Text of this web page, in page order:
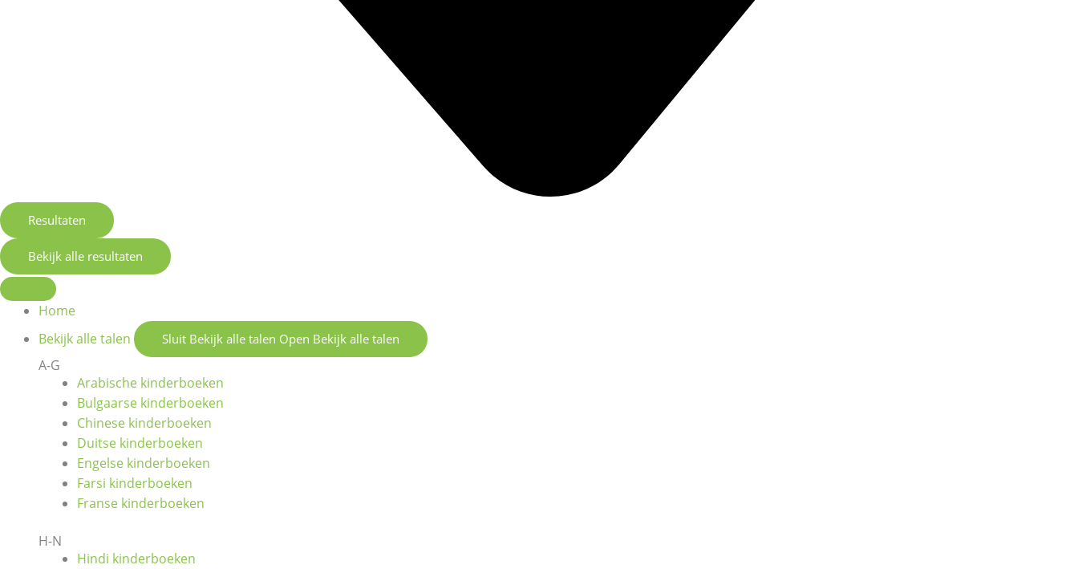
Resultaten
Bekijk alle resultaten
Home
Bekijk alle talen
Sluit Bekijk alle talen Open Bekijk alle talen
A-G
Arabische kinderboeken
Bulgaarse kinderboeken
Chinese kinderboeken
Duitse kinderboeken
Engelse kinderboeken
Farsi kinderboeken
Franse kinderboeken
H-N
Hindi kinderboeken